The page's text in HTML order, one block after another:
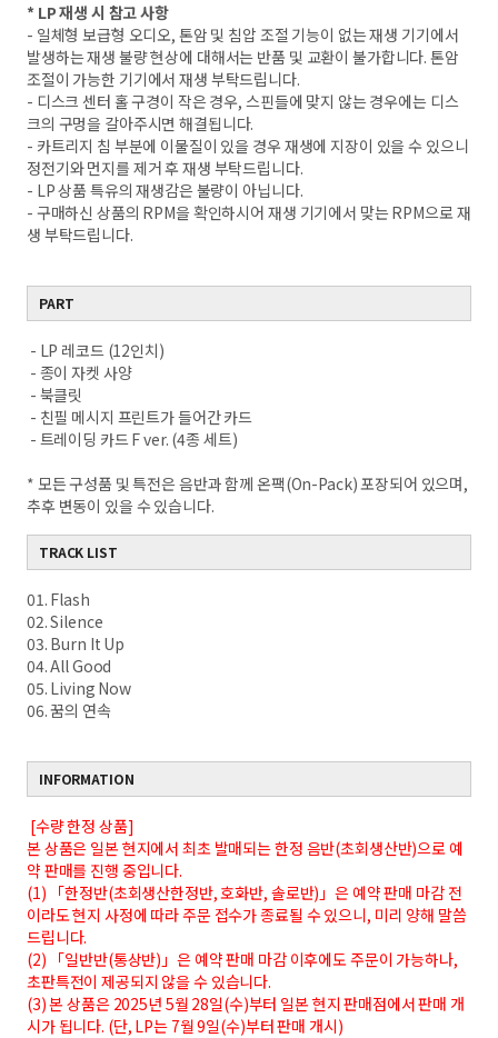
* LP 재생 시 참고 사항
- 일체형 보급형 오디오, 톤암 및 침압 조절 기능이 없는 재생 기기에서
발생하는 재생 불량 현상에 대해서는 반품 및 교환이 불가합니다. 톤암
조절이 가능한 기기에서 재생 부탁드립니다.
- 디스크 센터 홀 구경이 작은 경우, 스핀들에 맞지 않는 경우에는 디스
크의 구멍을 갈아주시면 해결됩니다.
- 카트리지 침 부분에 이물질이 있을 경우 재생에 지장이 있을 수 있으니
정전기와 먼지를 제거 후 재생 부탁드립니다.
- LP 상품 특유의 재생감은 불량이 아닙니다.
- 구매하신 상품의 RPM을 확인하시어 재생 기기에서 맞는 RPM으로 재
생 부탁드립니다.
PART
- LP 레코드 (12인치)
- 종이 자켓 사양
- 북클릿
- 친필 메시지 프린트가 들어간 카드
- 트레이딩 카드 F ver. (4종 세트)
* 모든 구성품 및 특전은 음반과 함께 온팩(On-Pack) 포장되어 있으며,
추후 변동이 있을 수 있습니다.
TRACK LIST
01. Flash
02. Silence
03. Burn It Up
04. All Good
05. Living Now
06. 꿈의 연속
INFORMATION
[수량 한정 상품]
본 상품은 일본 현지에서 최초 발매되는 한정 음반(초회생산반)으로 예
약 판매를 진행 중입니다.
(1) 「한정반(초회생산한정반, 호화반, 솔로반)」은 예약 판매 마감 전
이라도 현지 사정에 따라 주문 접수가 종료될 수 있으니, 미리 양해 말씀
드립니다.
(2) 「일반반(통상반)」은 예약 판매 마감 이후에도 주문이 가능하나,
초판특전이 제공되지 않을 수 있습니다.
(3) 본 상품은 2025년 5월 28일(수)부터 일본 현지 판매점에서 판매 개
시가 됩니다. (단, LP는 7월 9일(수)부터 판매 개시)